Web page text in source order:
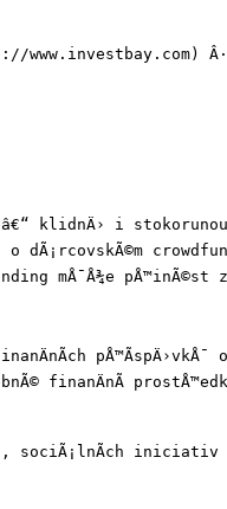
www.investbay.com)
â€“ klidnÄ› i
o dÃ¡rcovskÃ©m
mÅ¯Å¾e pÅ™inÃ©st
pÅ™Ã­spÄ›vkÅ¯
finanÄnÃ­
sociÃ¡lnÃ­ch